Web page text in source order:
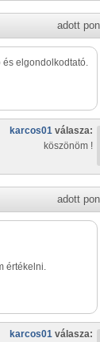
adott
és elgondolkodtató.
karcos01 válasza:
köszönöm !
adott
értékelni.
karcos01 válasza: